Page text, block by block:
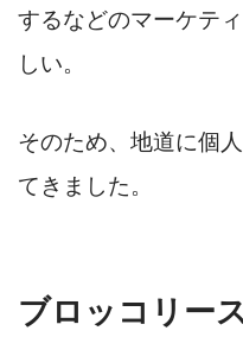
するなどのマーケテ
しい。
そのため、地道に個
てきました。
ブロッコリー